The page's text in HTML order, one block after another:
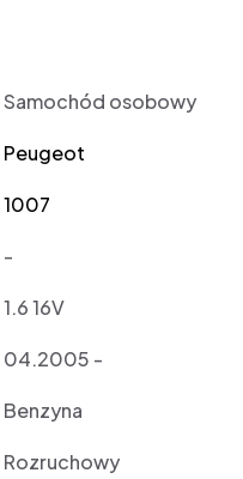
Samochód osobowy
Peugeot
1007
-
1.6 16V
04.2005 -
Benzyna
Rozruchowy